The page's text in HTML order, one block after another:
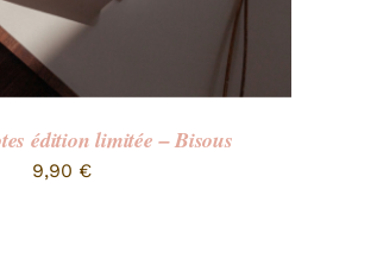
édition limitée – Bisous
9,90 €